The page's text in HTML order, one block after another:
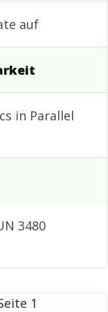
auf
in Parallel
3480